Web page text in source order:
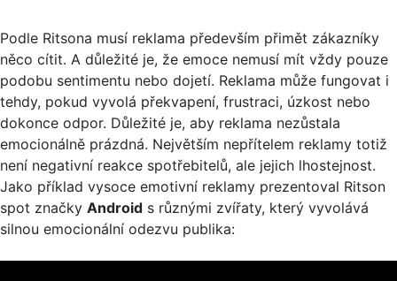
Podle Ritsona musí reklama především přimět zákazníky
něco cítit. A důležité je, že emoce nemusí mít vždy pouze
podobu sentimentu nebo dojetí. Reklama může fungovat i
tehdy, pokud vyvolá překvapení, frustraci, úzkost nebo
dokonce odpor. Důležité je, aby reklama nezůstala
emocionálně prázdná. Největším nepřítelem reklamy totiž
není negativní reakce spotřebitelů, ale jejich lhostejnost.
Jako příklad vysoce emotivní reklamy prezentoval Ritson
spot značky Android s různými zvířaty, který vyvolává
silnou emocionální odezvu publika: